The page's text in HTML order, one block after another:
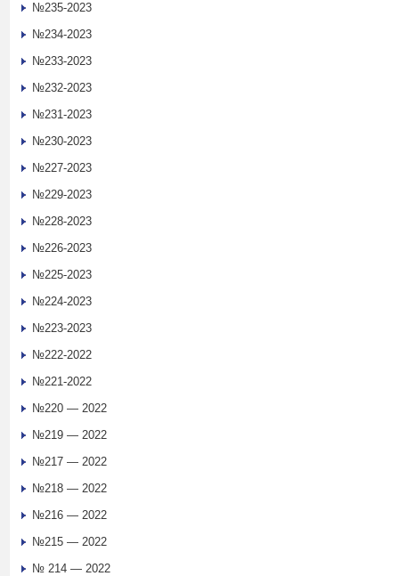
№235-2023
№234-2023
№233-2023
№232-2023
№231-2023
№230-2023
№227-2023
№229-2023
№228-2023
№226-2023
№225-2023
№224-2023
№223-2023
№222-2022
№221-2022
№220 — 2022
№219 — 2022
№217 — 2022
№218 — 2022
№216 — 2022
№215 — 2022
№ 214 — 2022